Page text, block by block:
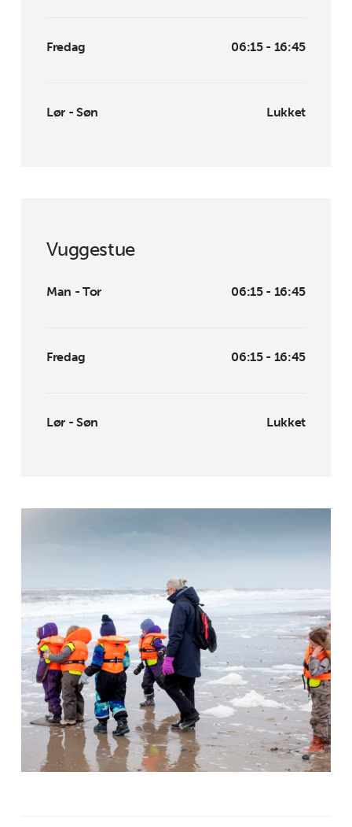
Fredag 06:15 - 16:45
Lør - Søn Lukket
Vuggestue
Man - Tor 06:15 - 16:45
Fredag 06:15 - 16:45
Lør - Søn Lukket